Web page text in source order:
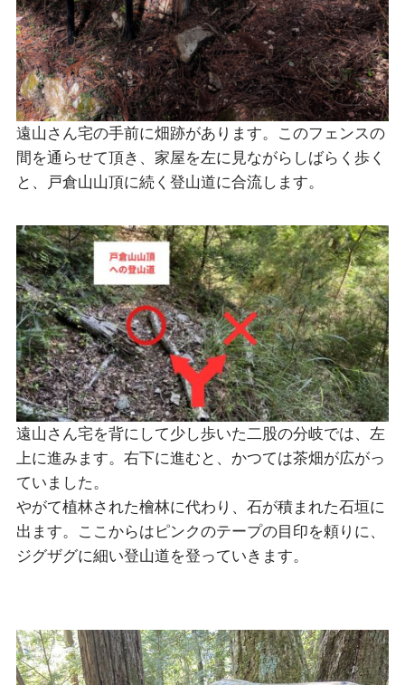
遠山さん宅の手前に畑跡があります。このフェンスの
間を通らせて頂き、家屋を左に見ながらしばらく歩く
と、戸倉山山頂に続く登山道に合流します。
遠山さん宅を背にして少し歩いた二股の分岐では、左
上に進みます。右下に進むと、かつては茶畑が広がっ
ていました。
やがて植林された檜林に代わり、石が積まれた石垣に
出ます。ここからはピンクのテープの目印を頼りに、
ジグザグに細い登山道を登っていきます。